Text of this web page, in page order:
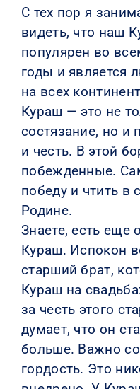
С тех пор я
видеть, что наш
популярен во
годы и является
на всех
Кураш — это не
состязание, но и
и честь. В этой
побежденные.
победу и чтить в
Родине.
Знаете, есть еще
Кураш. Испокон
старший брат,
Кураш на
за честь этого
думает, что он
больше. Важно
гордость. Это